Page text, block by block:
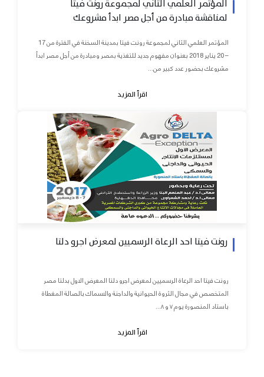
المؤتمر العلمي الثاني لمجموعة رونت فيتا
لمناقشة مبادرة من أجل مصر ابدأ مشروعك
المؤتمر العلمي الثاني لمجموعة رونت فيتا بمدينة السخنة في الفترة من 17
– 20 يناير 2018 بعنوان مفهوم جديد للتغذية بمصر ومبادرة من أجل مصر ابدأ
مشروعك بحضور عدد كبير من...
اقرأ المزيد
رونت فيتا احد الرعاة الرسميين لمعرض اجرو دلتا
رونت فيتا احد الرعاة الرسميين لمعرض اجرو دلتا المعرض الاول بدلتا مصر
المتخصص في مجال الثروة الحيوانية والداجنة والاسماك بالصالة المغطاة
باستاد المنصورة يوم ٧ و ٨...
اقرأ المزيد